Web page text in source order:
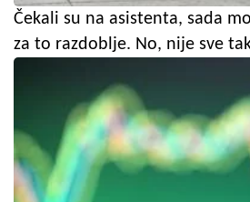
Čekali su na asistenta, sada
za to razdoblje. No, nije sve